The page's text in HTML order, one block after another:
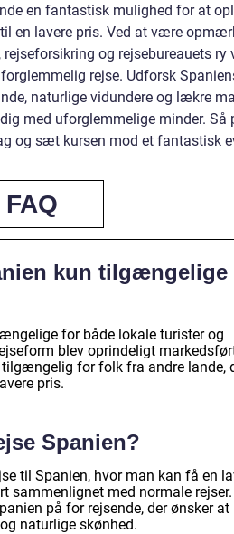
en fantastisk mulighed for at
en lavere pris. Ved at være
og rejsebureauets ry
rejse. Udforsk
naturlige vidundere og lækre
med uforglemmelige minder.
og sæt kursen mod et fantastisk
FAQ
kun tilgængelige
for både lokale turister og
blev oprindeligt
for folk fra andre lande,
pris.
Spanien?
til Spanien, hvor man kan få en
sammenlignet med normale
på for rejsende, der ønsker at
naturlige skønhed.